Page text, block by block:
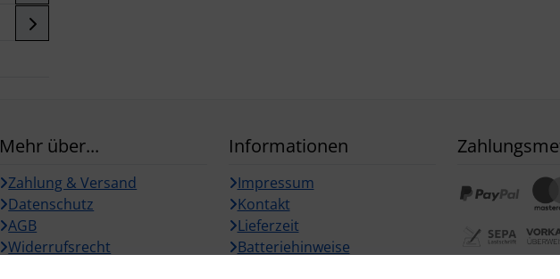
Mehr über...
Zahlung & Versand
Datenschutz
AGB
Widerrufsrecht
Informationen
Impressum
Kontakt
Lieferzeit
Batteriehinweise